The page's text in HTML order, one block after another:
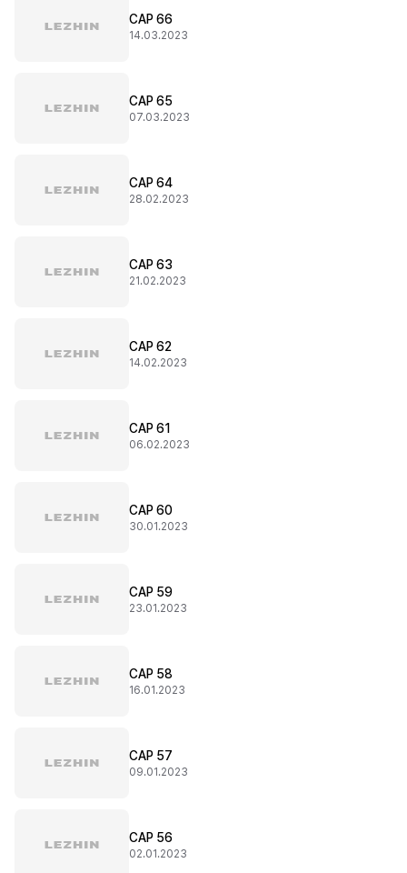
CAP 66
14.03.2023
CAP 65
07.03.2023
CAP 64
28.02.2023
CAP 63
21.02.2023
CAP 62
14.02.2023
CAP 61
06.02.2023
CAP 60
30.01.2023
CAP 59
23.01.2023
CAP 58
16.01.2023
CAP 57
09.01.2023
CAP 56
02.01.2023